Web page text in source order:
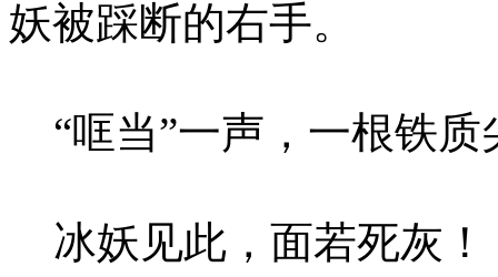
妖被踩断的右手。
“哐当”一声，一根铁质
冰妖见此，面若死灰！